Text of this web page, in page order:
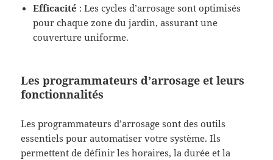
Efficacité : Les cycles d’arrosage sont optimisés
pour chaque zone du jardin, assurant une
couverture uniforme.
Les programmateurs d’arrosage et leurs
fonctionnalités
Les programmateurs d’arrosage sont des outils
essentiels pour automatiser votre système. Ils
permettent de définir les horaires, la durée et la